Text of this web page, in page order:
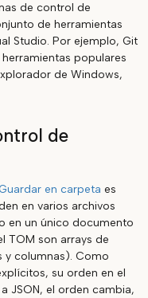
de control de
de herramientas
Studio. Por ejemplo, Git
populares
de Windows,
de
en carpeta es
en varios archivos
en un único documento
TOM son arrays de
y columnas). Como
su orden en el
JSON, el orden cambia,